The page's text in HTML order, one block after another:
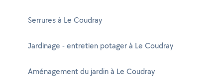
Serrures à Le Coudray
Jardinage - entretien potager à Le Coudray
Aménagement du jardin à Le Coudray